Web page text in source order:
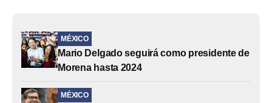
MÉXICO
Mario Delgado seguirá como presidente de
Morena hasta 2024
MÉXICO